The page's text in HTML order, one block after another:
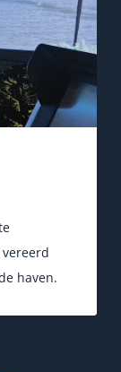
vereerd
haven.